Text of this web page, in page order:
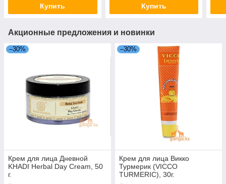
Купить Купить
Акционные предложения и новинки
–30%
Крем для лица Дневной
KHADI Herbal Day Cream, 50
г.
–30%
Крем для лица Викко
Турмерик (VICCO
TURMERIC), 30г.